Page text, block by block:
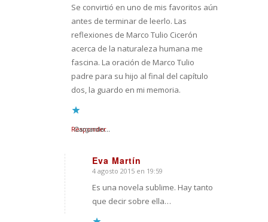
Se convirtió en uno de mis favoritos aún
antes de terminar de leerlo. Las
reflexiones de Marco Tulio Cicerón
acerca de la naturaleza humana me
fascina. La oración de Marco Tulio
padre para su hijo al final del capítulo
dos, la guardo en mi memoria.
Cargando...
Responder
Eva Martín
Dice:
4 agosto 2015 en 19:59
Es una novela sublime. Hay tanto
que decir sobre ella…